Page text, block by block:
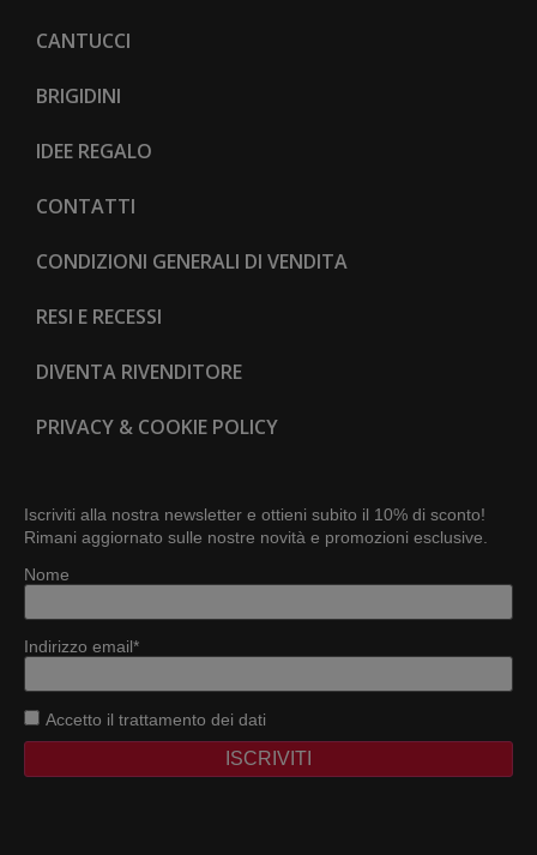
CANTUCCI
BRIGIDINI
IDEE REGALO
CONTATTI
CONDIZIONI GENERALI DI VENDITA
RESI E RECESSI
DIVENTA RIVENDITORE
PRIVACY & COOKIE POLICY
Iscriviti alla nostra newsletter e ottieni subito il 10% di sconto!
Rimani aggiornato sulle nostre novità e promozioni esclusive.
Nome
Indirizzo email*
Accetto il trattamento dei dati